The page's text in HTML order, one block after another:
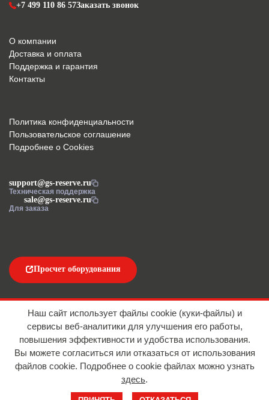
+7 499 110 86 57Заказать звонок
support@gs-reserve.ru
Техническая поддержка
sale@gs-reserve.ru
Для заказа
О компании
Доставка и оплата
Поддержка и гарантия
Контакты
Просчет оборудования
Политика конфиденциальности
Пользовательское соглашение
Подробнее о Cookies
Наш сайт использует файлы cookie (куки-файлы) и
сервисы веб-аналитики для улучшения его работы,
повышения эффективности и удобства использования.
Вы можете согласиться или отказаться от использования
файлов сookie. Подробнее о cookie файлах можно узнать
здесь.